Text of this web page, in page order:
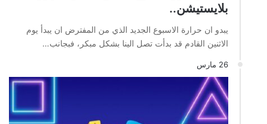
بلايستيشن..
يبدو ان حرارة الاسبوع الجديد الذي من المفترض ان يبدأ يوم
الاثنين القادم قد بدأت تصل الينا بشكل مبكر، فبجانب…
26 مارس